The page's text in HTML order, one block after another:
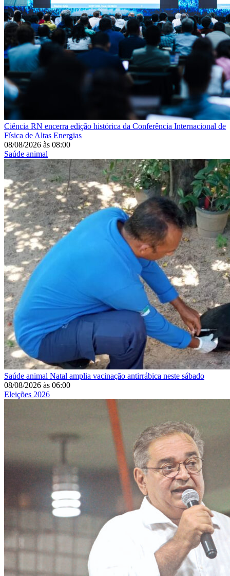
Ciência RN encerra edição histórica da Conferência Internacional de
Física de Altas Energias
08/08/2026 às 08:00
Saúde animal
Saúde animal Natal amplia vacinação antirrábica neste sábado
08/08/2026 às 06:00
Eleições 2026